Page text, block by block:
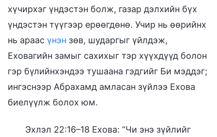
хүчирхэг үндэстэн болж, газар дэлхийн бүх
үндэстэн түүгээр ерөөгдөнө. Учир нь өөрийнх
нь араас үнэн зөв, шударгыг үйлдэж,
Еховагийн замыг сахихыг тэр хүүхдүүд болон
гэр бүлийнхэндээ тушаана гэдгийг Би мэддэг;
ингэснээр Абрахамд амласан зүйлээ Ехова
биелүүлж болох юм.
Эхлэл 22:16–18 Ехова: “Чи энэ зүйлийг